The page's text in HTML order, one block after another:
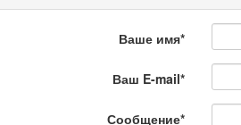
На полицейской
Еженедельный обзор
Ваше имя*
Ваш E-mail*
Сообщение*